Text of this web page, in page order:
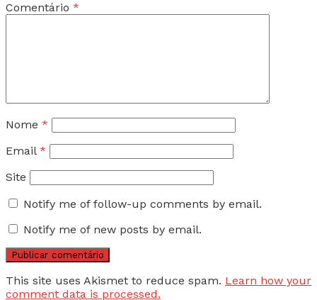
Comentário *
Nome *
Email *
Site
Notify me of follow-up comments by email.
Notify me of new posts by email.
This site uses Akismet to reduce spam. Learn how your
comment data is processed.